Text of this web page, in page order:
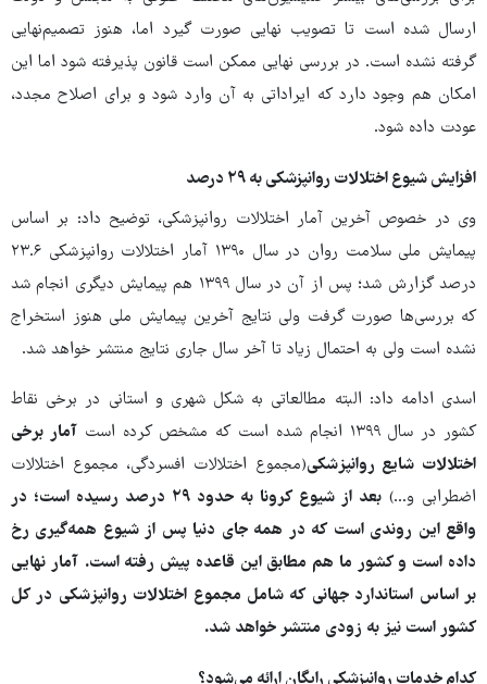
ارسال شده است تا تصویب نهایی صورت گیرد اما، هنوز تصمیم‌نهایی
گرفته نشده است. در بررسی نهایی ممکن است قانون پذیرفته شود اما این
امکان هم وجود دارد که ایراداتی به آن وارد شود و برای اصلاح مجدد،‌
عودت داده شود.
افزایش شیوع اختلالات روانپزشکی به ۲۹ درصد
وی در خصوص آخرین آمار اختلالات روانپزشکی، توضیح داد: بر اساس
پیمایش ملی سلامت روان در سال ۱۳۹۰ آمار اختلالات روانپزشکی ۲۳.۶
درصد گزارش شد؛ پس از آن در سال ۱۳۹۹ هم پیمایش دیگری انجام شد
که بررسی‌ها صورت گرفت ولی نتایج آخرین پیمایش ملی هنوز استخراج
نشده است ولی به احتمال زیاد تا آخر سال جاری نتایج منتشر خواهد شد.
اسدی ادامه داد: البته مطالعاتی به شکل شهری و استانی در برخی نقاط
کشور در سال ۱۳۹۹ انجام شده است که مشخص کرده است
آمار برخی
اختلالات شایع روانپزشکی(مجموع اختلالات افسردگی، مجموع اختلالات
اضطرابی و...)
بعد از شیوع کرونا به حدود ۲۹ درصد رسیده است؛ در
واقع این روندی است که در همه جای دنیا پس از شیوع همه‌گیری رخ
داده است و کشور ما هم مطابق این قاعده پیش رفته است. آمار نهایی
بر اساس استاندارد جهانی که شامل مجموع اختلالات روانپزشکی در کل
کشور است نیز به زودی منتشر خواهد شد.